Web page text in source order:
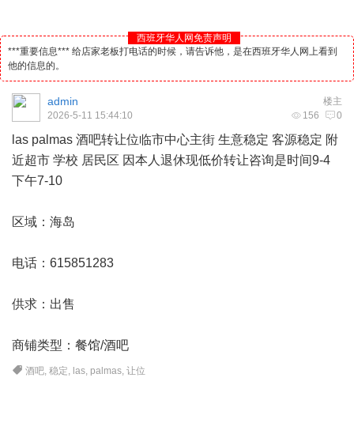
西班牙华人网免责声明
***重要信息*** 给店家老板打电话的时候，请告诉他，是在西班牙华人网上看到
他的信息的。
楼主
admin
156 0
2026-5-11 15:44:10
las palmas 酒吧转让位临市中心主街 生意稳定 客源稳定 附
近超市 学校 居民区 因本人退休现低价转让咨询是时间9-4
下午7-10
区域：海岛
电话：615851283
供求：出售
商铺类型：餐馆/酒吧
酒吧,稳定, las, palmas,让位